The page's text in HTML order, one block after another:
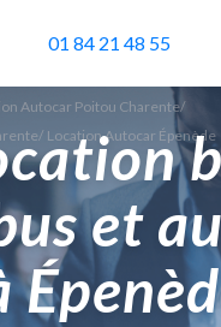
01 84 21 48 55
Autocar Poitou Charente/
/ Location Autocar Épenède
et